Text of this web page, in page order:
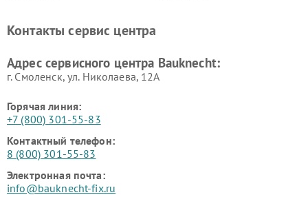
Контакты сервис центра
Адрес сервисного центра Bauknecht:
г. Смоленск, ул. Николаева, 12А
Горячая линия:
+7 (800) 301-55-83
Контактный телефон:
8 (800) 301-55-83
Электронная почта:
info@bauknecht-fix.ru